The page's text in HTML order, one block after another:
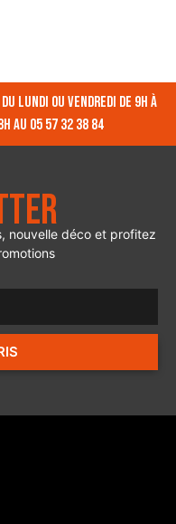
lundi ou vendredi de 9h à
au 05 57 32 38 84
nouvelle déco et profitez